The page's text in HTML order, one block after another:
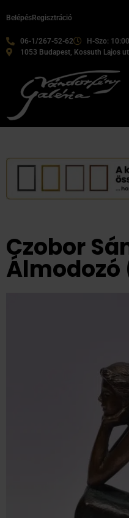
06-1/267-52-62
H-Szo:
1053 Budapest, Kossuth Lajos
BelépésRegisztráció
Czobor
Álmodozó